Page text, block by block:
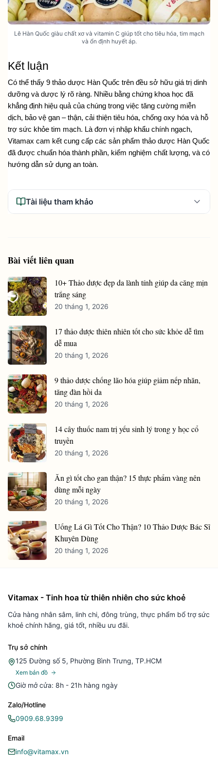
Lê Hàn Quốc giàu chất xơ và vitamin C giúp tốt cho tiêu hóa, tim mạch
và ổn định huyết áp.
Kết luận
Có thể thấy 9 thảo dược Hàn Quốc trên đều sở hữu giá trị dinh
dưỡng và dược lý rõ ràng. Nhiều bằng chứng khoa học đã
khẳng định hiệu quả của chúng trong việc tăng cường miễn
dịch, bảo vệ gan – thận, cải thiện tiêu hóa, chống oxy hóa và hỗ
trợ sức khỏe tim mạch. Là đơn vị nhập khẩu chính ngạch,
Vitamax cam kết cung cấp các sản phẩm thảo dược Hàn Quốc
đã được chuẩn hóa thành phần, kiểm nghiệm chất lượng, và có
hướng dẫn sử dụng an toàn.
Tài liệu tham khảo
Bài viết liên quan
10+ Thảo dược đẹp da lành tính giúp da căng mịn
trắng sáng
20 tháng 1, 2026
17 thảo dược thiên nhiên tốt cho sức khỏe dễ tìm
dễ mua
20 tháng 1, 2026
9 thảo dược chống lão hóa giúp giảm nếp nhăn,
tăng đàn hồi da
20 tháng 1, 2026
14 cây thuốc nam trị yếu sinh lý trong y học cổ
truyền
20 tháng 1, 2026
Ăn gì tốt cho gan thận? 15 thực phẩm vàng nên
dùng mỗi ngày
20 tháng 1, 2026
Uống Lá Gì Tốt Cho Thận? 10 Thảo Dược Bác Sĩ
Khuyên Dùng
20 tháng 1, 2026
Vitamax - Tinh hoa từ thiên nhiên cho sức khoẻ
Cửa hàng nhân sâm, linh chi, đông trùng, thực phẩm bổ trợ sức
khoẻ chính hãng, giá tốt, nhiều ưu đãi.
Trụ sở chính
125 Đường số 5, Phường Bình Trưng, TP.HCM
Xem bản đồ
Giờ mở cửa: 8h - 21h hàng ngày
Zalo/Hotline
0909.68.9399
Email
info@vitamax.vn